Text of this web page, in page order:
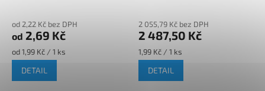
objednejte ZDE
objednejteZDE
od 2,22 Kč bez DPH
od 2,69 Kč
Měrná
cena:
od 1,99 Kč / 1 ks
DETAIL
2 055,79 Kč bez DPH
2 487,50 Kč
Měrná
cena:
1,99 Kč / 1 ks
DETAIL